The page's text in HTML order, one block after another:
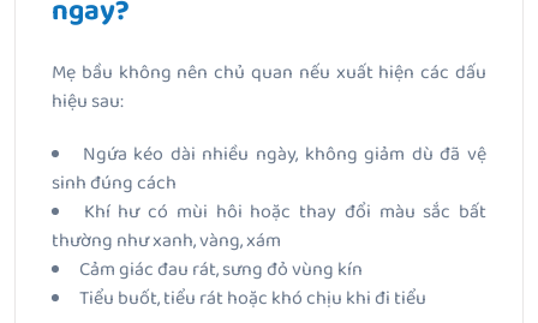
ngay?
Mẹ bầu không nên chủ quan nếu xuất hiện các dấu
hiệu sau:
Ngứa kéo dài nhiều ngày, không giảm dù đã vệ
sinh đúng cách
Khí hư có mùi hôi hoặc thay đổi màu sắc bất
thường như xanh, vàng, xám
Cảm giác đau rát, sưng đỏ vùng kín
Tiểu buốt, tiểu rát hoặc khó chịu khi đi tiểu